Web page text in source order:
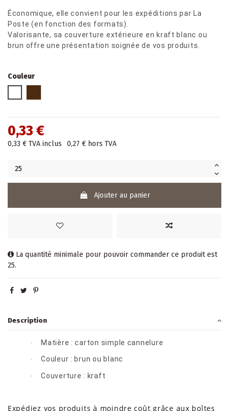
Économique, elle convient pour les expéditions par La
Poste (en fonction des formats).
Valorisante, sa couverture extérieure en kraft blanc ou
brun offre une présentation soignée de vos produits.
Couleur
0,33 €
0,33 € TVA inclus 0,27 € hors TVA
Ajouter au panier
La quantité minimale pour pouvoir commander ce produit est
25.
Description
· Matière : carton simple cannelure
· Couleur : brun ou blanc
· Couverture : kraft
Expédiez vos produits à moindre coût grâce aux boîtes